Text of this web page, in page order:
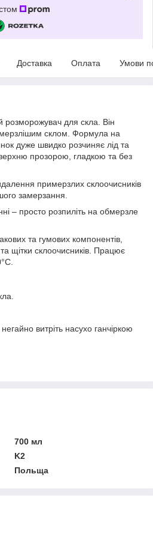
Доставка Оплата Умови
розморожувач для скла. Він
склом. Формула на
дуже швидко розчиняє лід та
прозорою, гладкою та без
примерзлих склоочисників
замерзання.
– просто розпиліть на обмерзле
та гумових компонентів,
щітки склоочисників. Працює
витріть насухо ганчіркою
700 мл
K2
Польща